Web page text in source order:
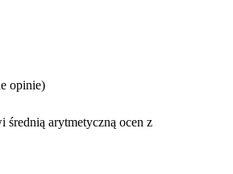
opinie)
średnią arytmetyczną ocen z